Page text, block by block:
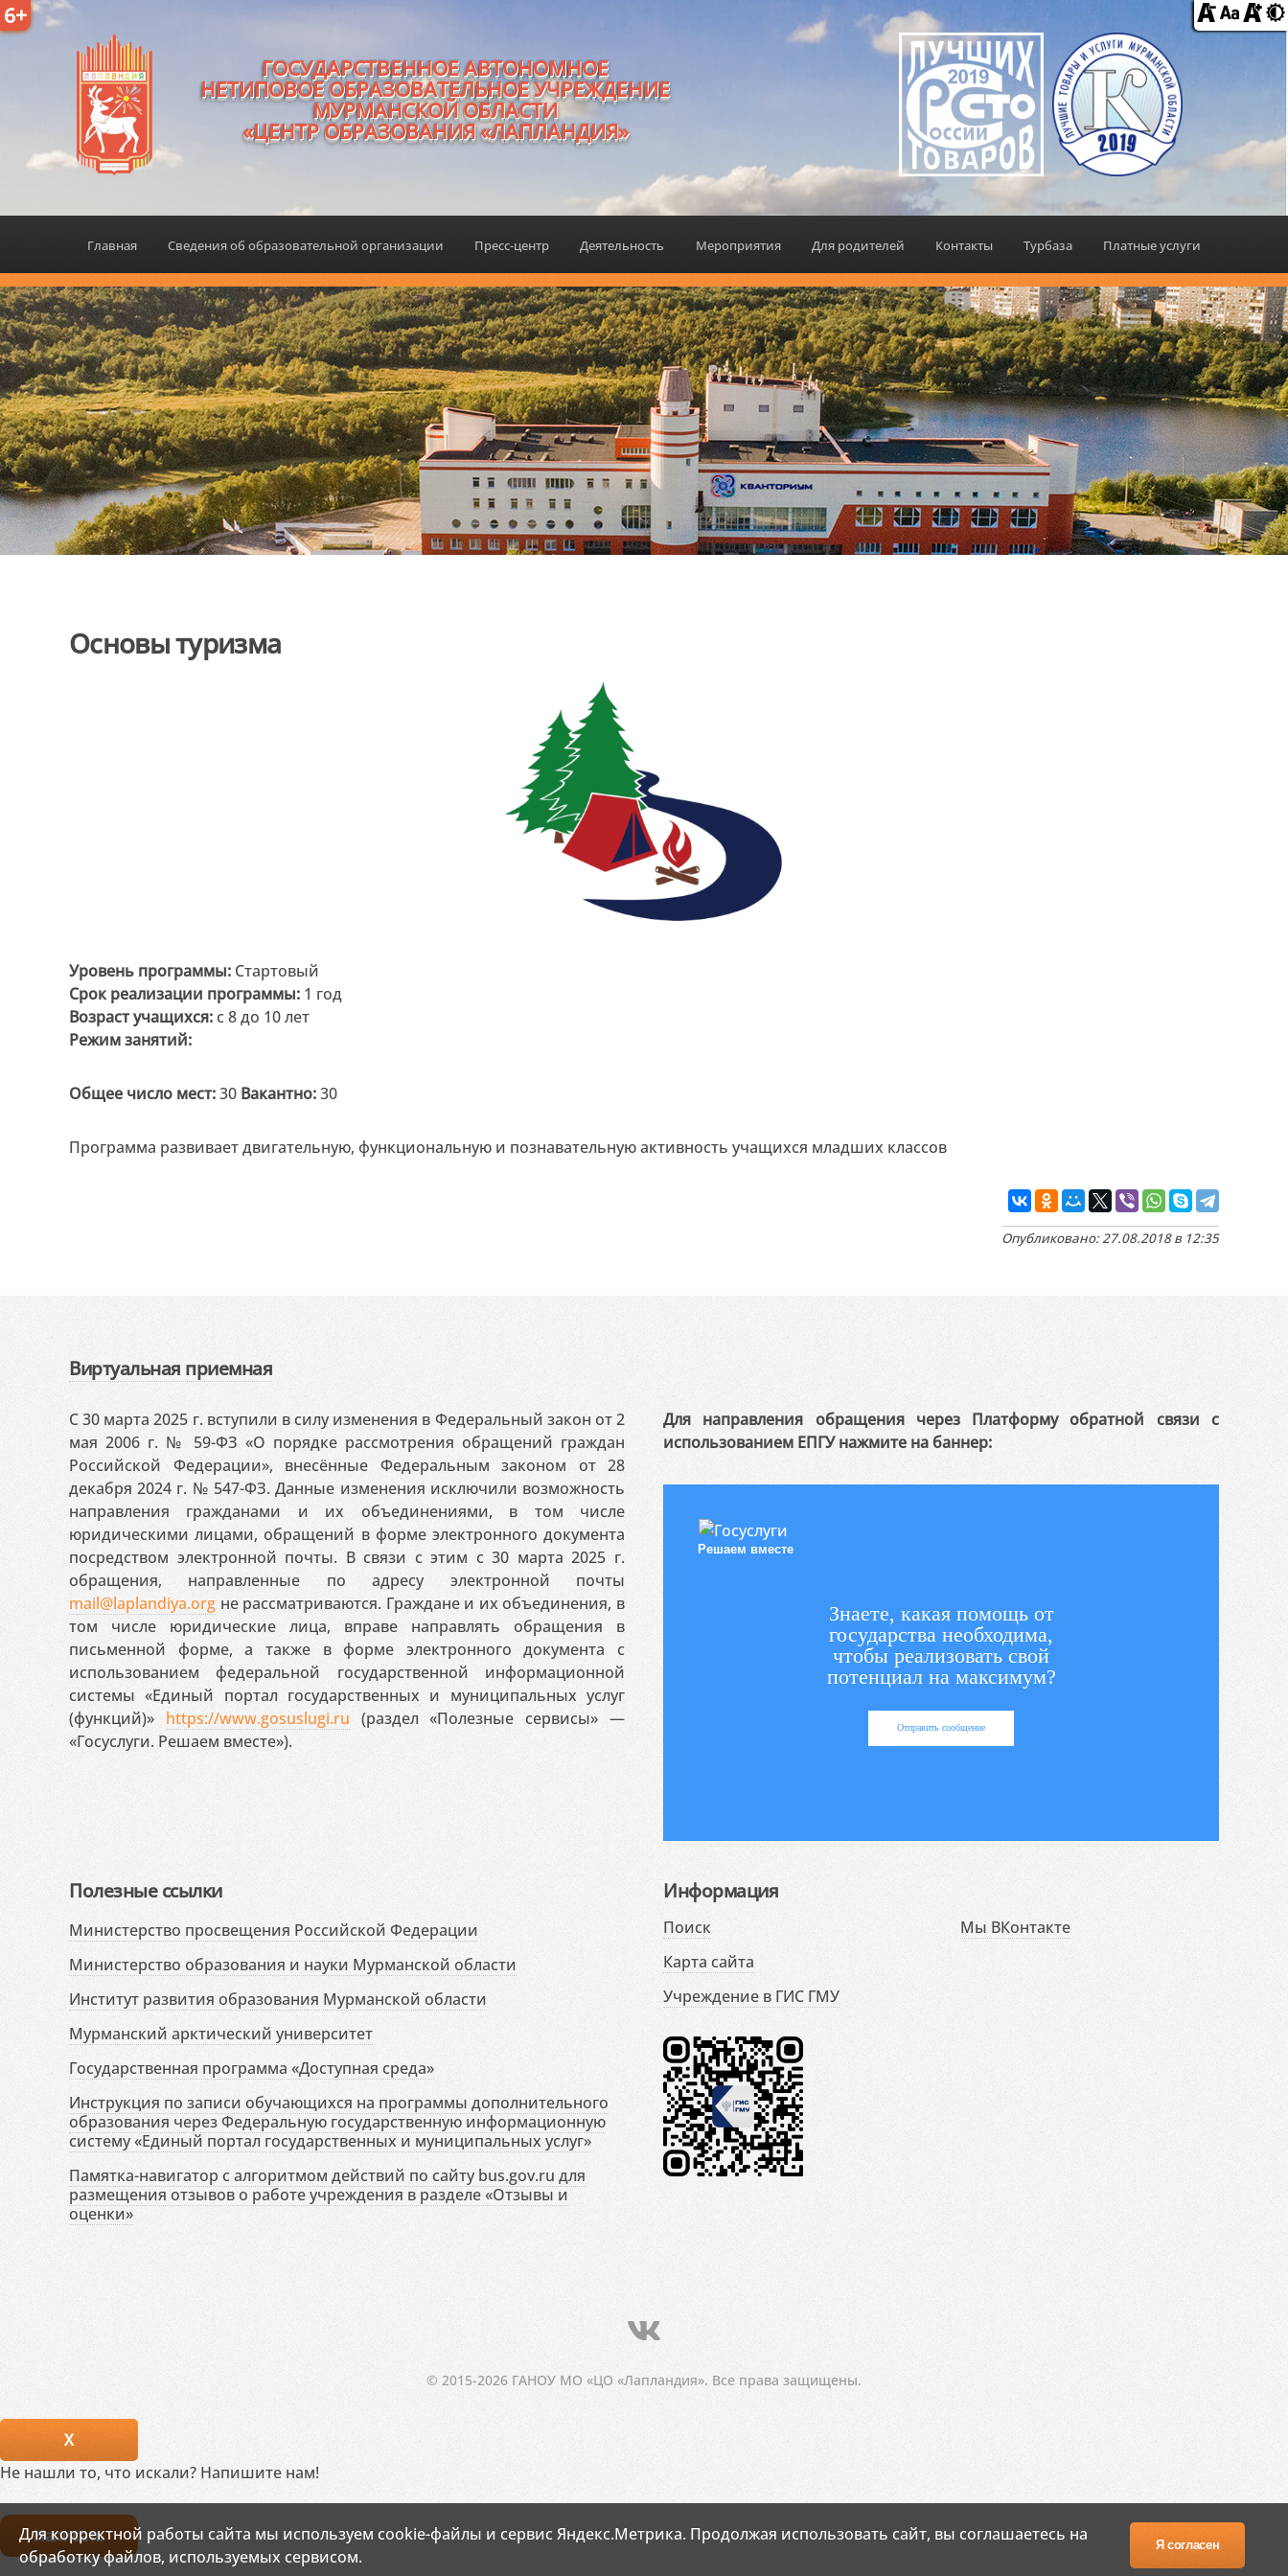
6+
ГОСУДАРСТВЕННОЕ АВТОНОМНОЕ
НЕТИПОВОЕ ОБРАЗОВАТЕЛЬНОЕ УЧРЕЖДЕНИЕ
МУРМАНСКОЙ ОБЛАСТИ
«ЦЕНТР ОБРАЗОВАНИЯ «ЛАПЛАНДИЯ»
Главная Сведения об образовательной организации Пресс-центр Деятельность Мероприятия Для родителей Контакты Турбаза Платные услуги
Основы туризма
Уровень программы: Стартовый
Срок реализации программы: 1 год
Возраст учащихся: с 8 до 10 лет
Режим занятий:
Общее число мест:30 Вакантно:30
Программа развивает двигательную, функциональную и познавательную активность учащихся младших классов
Опубликовано: 27.08.2018 в 12:35
Виртуальная приемная
С 30 марта 2025 г. вступили в силу изменения в Федеральный закон от 2
мая 2006 г. № 59-ФЗ «О порядке рассмотрения обращений граждан
Российской Федерации», внесённые Федеральным законом от 28
декабря 2024 г. № 547-ФЗ. Данные изменения исключили возможность
направления гражданами и их объединениями, в том числе
юридическими лицами, обращений в форме электронного документа
посредством электронной почты. В связи с этим с 30 марта 2025 г.
обращения, направленные по адресу электронной почты
mail@laplandiya.org не рассматриваются. Граждане и их объединения, в
том числе юридические лица, вправе направлять обращения в
письменной форме, а также в форме электронного документа с
использованием федеральной государственной информационной
системы «Единый портал государственных и муниципальных услуг
(функций)» https://www.gosuslugi.ru (раздел «Полезные сервисы» —
«Госуслуги. Решаем вместе»).
Для направления обращения через Платформу обратной связи с
использованием ЕПГУ нажмите на баннер:
Решаем вместе
Знаете, какая помощь от
государства необходима,
чтобы реализовать свой
потенциал на максимум?
Отправить сообщение
Полезные ссылки
Министерство просвещения Российской Федерации
Министерство образования и науки Мурманской области
Институт развития образования Мурманской области
Мурманский арктический университет
Государственная программа «Доступная среда»
Инструкция по записи обучающихся на программы дополнительного
образования через Федеральную государственную информационную
систему «Единый портал государственных и муниципальных услуг»
Памятка-навигатор с алгоритмом действий по сайту bus.gov.ru для
размещения отзывов о работе учреждения в разделе «Отзывы и
оценки»
Информация
Поиск
Карта сайта
Учреждение в ГИС ГМУ
Мы ВКонтакте
© 2015-2026 ГАНОУ МО «ЦО «Лапландия». Все права защищены.
Для корректной работы сайта мы используем cookie-файлы и сервис Яндекс.Метрика. Продолжая использовать сайт, вы соглашаетесь на
обработку файлов, используемых сервисом.
Я согласен
X
Не нашли то, что искали? Напишите нам!
Написать